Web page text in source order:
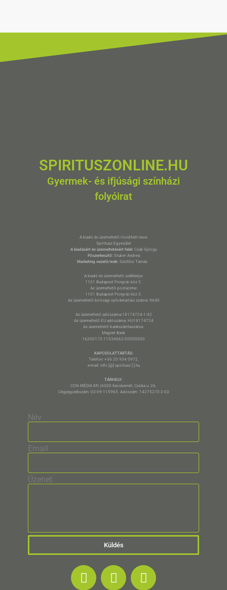
SPIRITUSZONLINE.HU
Gyermek- és ifjúsági színházi
folyóirat
A kiadó és üzemeltető rövidített neve:
Spiritusz Egyesület
A kiadásért és üzemeltetésért felel:Csák György
Főszerkesztő:Stuber Andrea
Marketing vezető/web: Szöllősi Tamás *
A kiadó és üzemeltető székhelye:
1101 Budapest Pongrác köz 5.
Az üzemeltető postacíme:
1101 Budapest Pongrác köz 5.
Az üzemeltető bírósági nyilvántartási száma: 9640
Az üzemeltető adószáma:18174724-1-42
Az üzemeltető EU adószáma: HU18174724
Az üzemeltető bankszámlaszáma:
Magnet Bank
16200175-11534062-00000000
KAPCSOLATTARTÁS:
Telefon: +36 20 934 0972,
e-mail: info [@] spiritusz [.] hu
TÁRHELY:
CON MÉDIA Kft (6000 Kecskemét, Csóka u. 26.
Cégjegyzékszám: 03-09-115965. Adószám: 14275270-2-03
Név
Email
Üzenet
Küldés